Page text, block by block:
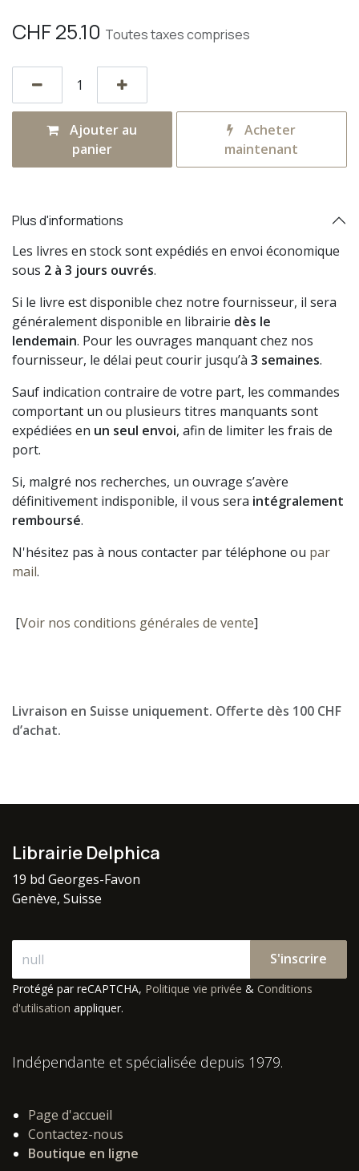
CHF25.10 Toutes taxes comprises
Ajouter au
panier
Acheter
maintenant
Plus d'informations
Les livres en stock sont expédiés en envoi économique
sous 2 à 3 jours ouvrés.
Si le livre est disponible chez notre fournisseur, il sera
généralement disponible en librairie dès le
lendemain. Pour les ouvrages manquant chez nos
fournisseur, le délai peut courir jusqu’à 3 semaines.
Sauf indication contraire de votre part, les commandes
comportant un ou plusieurs titres manquants sont
expédiées en un seul envoi, afin de limiter les frais de
port.
Si, malgré nos recherches, un ouvrage s’avère
définitivement indisponible, il vous sera intégralement
remboursé.
N'hésitez pas à nous contacter par téléphone ou par
mail.
[Voir nos conditions générales de vente]
Livraison en Suisse uniquement. Offerte dès 100 CHF
d’achat.
Librairie Delphica
19 bd Georges-Favon
Genève, Suisse
S'inscrire
Protégé par reCAPTCHA, Politique vie privée & Conditions
d'utilisation appliquer.
Indépendante et spécialisée depuis 1979.
Page d'accueil
Contactez-nous
Boutique en ligne